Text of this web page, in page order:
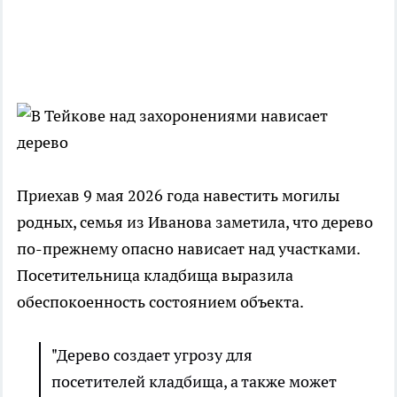
Приехав 9 мая 2026 года навестить могилы
родных, семья из Иванова заметила, что дерево
по-прежнему опасно нависает над участками.
Посетительница кладбища выразила
обеспокоенность состоянием объекта.
"Дерево создает угрозу для
посетителей кладбища, а также может